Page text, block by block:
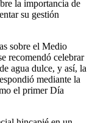
la importancia de
su gestión
sobre el Medio
recomendó celebrar
agua dulce, y así, la
mediante la
el primer Día